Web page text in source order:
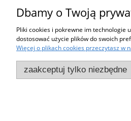
Dbamy o Twoją
Pliki cookies i pokrewne im technologie
dostosować użycie plików do swoich
Więcej o plikach cookies przeczytasz w
zaakceptuj tylko niezbędne